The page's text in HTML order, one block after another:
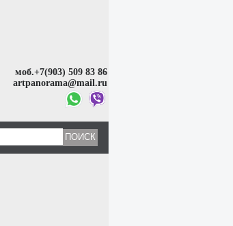
моб.+7(903) 509 83 86
artpanorama@mail.ru